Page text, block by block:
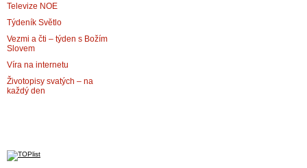
Televize NOE
Týdeník Světlo
Vezmi a čti – týden s Božím
Slovem
Víra na internetu
Životopisy svatých – na
každý den